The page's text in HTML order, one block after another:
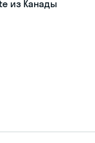
из Канады